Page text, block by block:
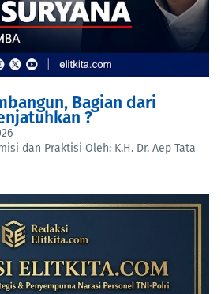
Bagian dari
?
dan Praktisi Oleh: K.H. Dr. Aep Tata